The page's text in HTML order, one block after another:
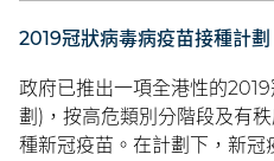
2019冠狀病毒病疫苗接種計劃
政府已推出一項全港性的
劃)，按高危類別分階段及有
種新冠疫苗。在計劃下，新冠